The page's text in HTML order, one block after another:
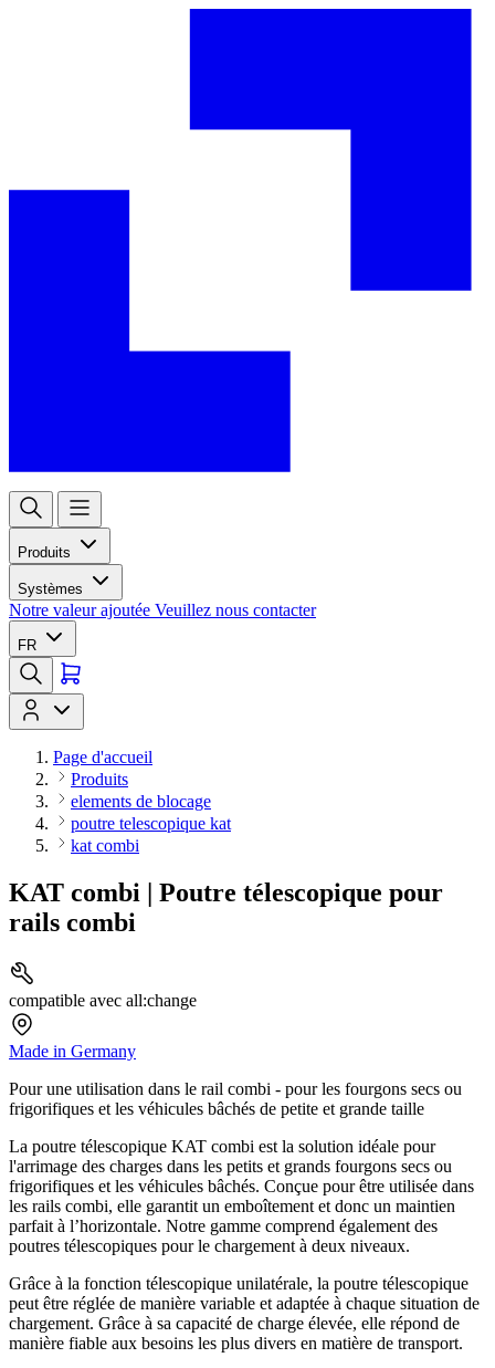
Produits
Systèmes
Notre valeur ajoutée Veuillez nous contacter
FR
Page d'accueil
Produits
elements de blocage
poutre telescopique kat
kat combi
KAT combi | Poutre télescopique pour
rails combi
compatible avec all:change
Made in Germany
Pour une utilisation dans le rail combi - pour les fourgons secs ou
frigorifiques et les véhicules bâchés de petite et grande taille
La poutre télescopique KAT combi est la solution idéale pour
l'arrimage des charges dans les petits et grands fourgons secs ou
frigorifiques et les véhicules bâchés. Conçue pour être utilisée dans
les rails combi, elle garantit un emboîtement et donc un maintien
parfait à l’horizontale. Notre gamme comprend également des
poutres télescopiques pour le chargement à deux niveaux.
Grâce à la fonction télescopique unilatérale, la poutre télescopique
peut être réglée de manière variable et adaptée à chaque situation de
chargement. Grâce à sa capacité de charge élevée, elle répond de
manière fiable aux besoins les plus divers en matière de transport.